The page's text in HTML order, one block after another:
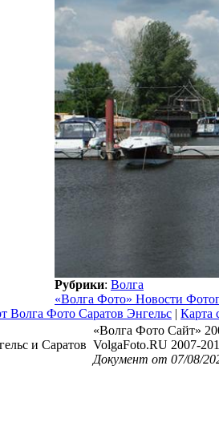
Рубрики: Волга
«Волга Фото» Новости
Волга Фото Саратов Энгельс | Карта
и Саратов
«Волга Фото Сайт»
VolgaFoto.RU 2007-
Документ от 07/08/